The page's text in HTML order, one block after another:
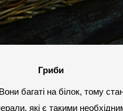
Гриби
багаті на білок, тому
які є такими